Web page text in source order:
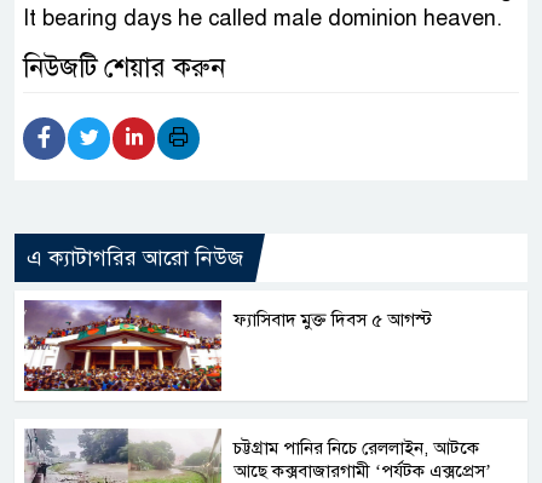
It bearing days he called male dominion heaven.
নিউজটি শেয়ার করুন
এ ক্যাটাগরির আরো নিউজ
ফ্যাসিবাদ মুক্ত দিবস ৫ আগস্ট
চট্টগ্রাম পানির নিচে রেললাইন, আটকে
আছে কক্সবাজারগামী ‘পর্যটক এক্সপ্রেস’